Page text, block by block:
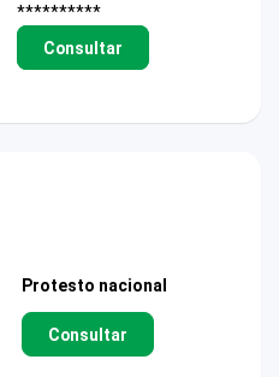
**********
Consultar
Protesto nacional
Consultar